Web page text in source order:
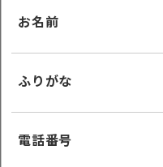
お名前
ふりがな
電話番号